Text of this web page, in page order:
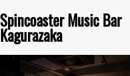
Spincoaster Music Bar
Kagurazaka